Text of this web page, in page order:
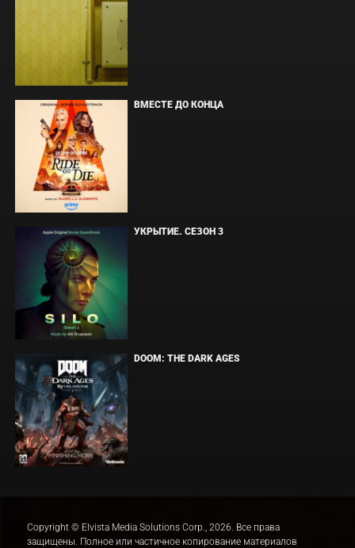
ВМЕСТЕ ДО КОНЦА
УКРЫТИЕ. СЕЗОН 3
DOOM: THE DARK AGES
Copyright © Elvista Media Solutions Corp., 2026. Все права
защищены. Полное или частичное копирование материалов